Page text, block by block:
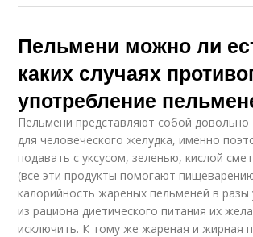
Пельмени можно ли
каких случаях
употребление
Пельмени представляют собой
для человеческого желудка, именно
подавать с уксусом, зеленью, кислой
(все эти продукты помогают
калорийность жареных пельменей в разы
из рациона диетического питания их
исключить. К тому же жареная и жирная